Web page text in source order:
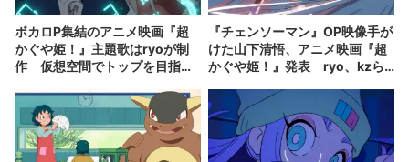
ボカロP集結のアニメ映画『超
かぐや姫！』主題歌はryoが制
作 仮想空間でトップを目指す
『チェンソーマン』OP映像手が
けた山下清悟、アニメ映画『超
かぐや姫！』発表 ryo、kzら